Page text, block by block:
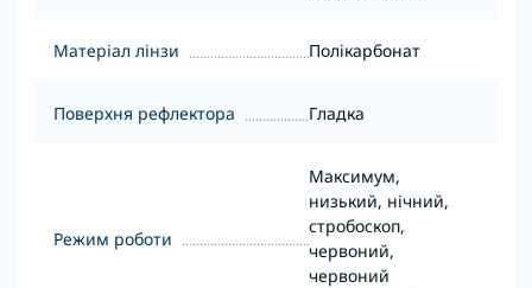
Матеріал лінзи Полікарбонат
Поверхня рефлектора Гладка
Режим роботи
Максимум,
низький, нічний,
стробоскоп,
червоний,
червоний